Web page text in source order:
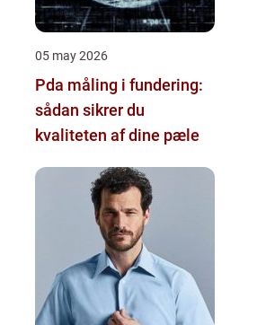
05 may 2026
Pda måling i fundering:
sådan sikrer du
kvaliteten af dine pæle